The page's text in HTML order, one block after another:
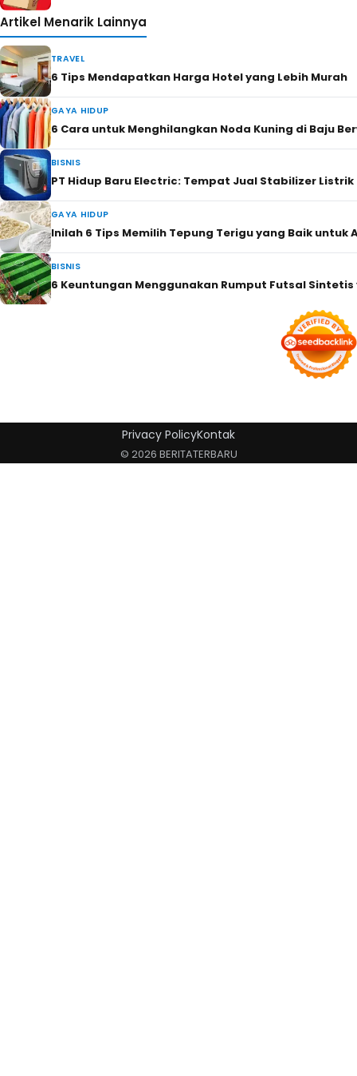
Artikel Menarik Lainnya
TRAVEL
6 Tips Mendapatkan Harga Hotel yang Lebih Murah
GAYA HIDUP
6 Cara untuk Menghilangkan Noda Kuning di Baju
BISNIS
PT Hidup Baru Electric: Tempat Jual Stabilizer
GAYA HIDUP
Inilah 6 Tips Memilih Tepung Terigu yang Baik untuk
BISNIS
6 Keuntungan Menggunakan Rumput Futsal
© 2026 BERITATERBARU
Privacy PolicyKontak